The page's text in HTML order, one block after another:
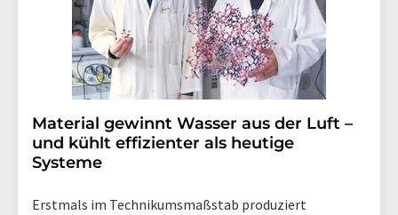
Material gewinnt Wasser aus der Luft –
und kühlt effizienter als heutige
Systeme
Erstmals im Technikumsmaßstab produziert